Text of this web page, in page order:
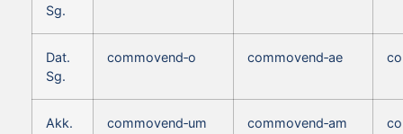
Sg.
Dat.
Sg.
commovend‑o commovend‑ae
Akk.
commovend‑um commovend‑am